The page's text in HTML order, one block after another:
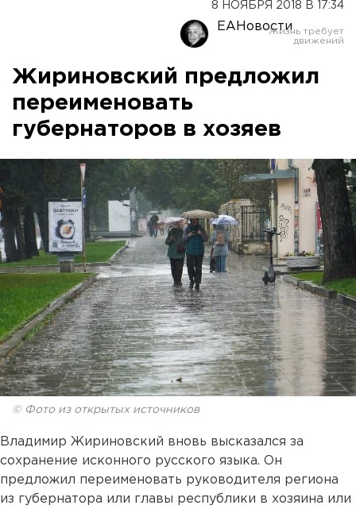
8 НОЯБРЯ 2018 В 17:34
ЕАНовости
Жириновский предложил
переименовать
губернаторов в хозяев
© Фото из открытых источников
Владимир Жириновский вновь высказался за
сохранение исконного русского языка. Он
предложил переименовать руководителя региона
из губернатора или главы республики в хозяина или